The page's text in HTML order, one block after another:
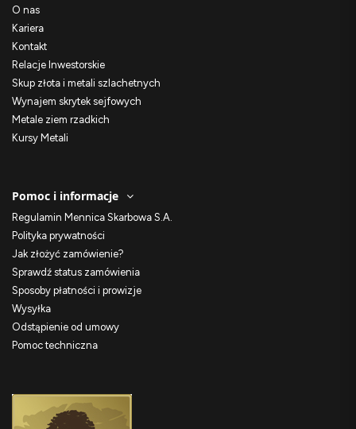
O nas
Kariera
Kontakt
Relacje Inwestorskie
Skup złota i metali szlachetnych
Wynajem skrytek sejfowych
Metale ziem rzadkich
Kursy Metali
Pomoc i informacje
Regulamin Mennica Skarbowa S.A.
Polityka prywatności
Jak złożyć zamówienie?
Sprawdź status zamówienia
Sposoby płatności i prowizje
Wysyłka
Odstąpienie od umowy
Pomoc techniczna